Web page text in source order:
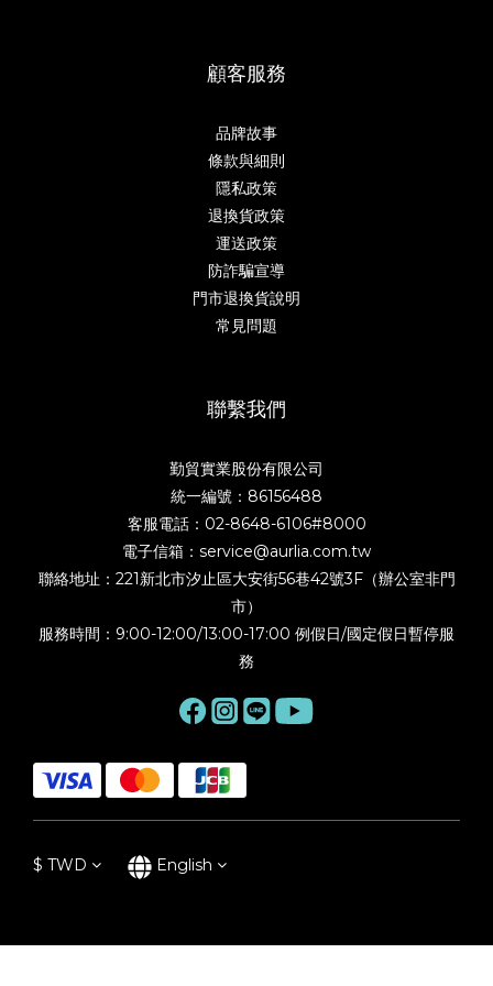
顧客服務
品牌故事
條款與細則
隱私政策
退換貨政策
運送政策
防詐騙宣導
門市退換貨說明
常見問題
聯繫我們
勤貿實業股份有限公司
統一編號：86156488
客服電話：02-8648-6106#8000
電子信箱：service@aurlia.com.tw
聯絡地址：221新北市汐止區大安街56巷42號3F（辦公室非門
市）
服務時間：9:00-12:00/13:00-17:00 例假日/國定假日暫停服
務
$ TWD English